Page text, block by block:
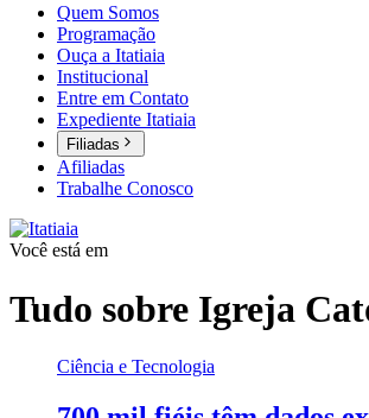
Quem Somos
Programação
Ouça a Itatiaia
Institucional
Entre em Contato
Expediente Itatiaia
Filiadas
Afiliadas
Trabalhe Conosco
Você está em
Tudo sobre Igreja
Ciência e Tecnologia